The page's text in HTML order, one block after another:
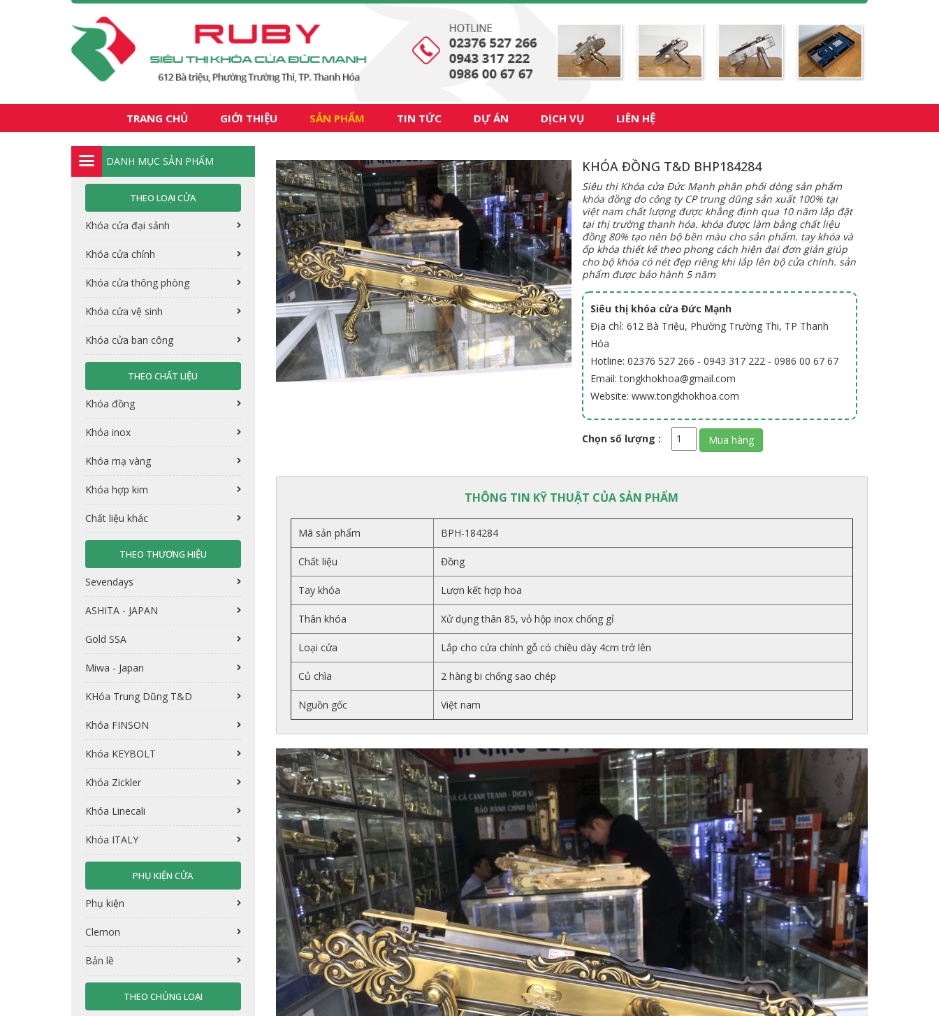
TRANG CHỦ GIỚI THIỆU SẢN PHẨM TIN TỨC DỰ ÁN DỊCH VỤ LIÊN HỆ
DANH MỤC SẢN PHẨM
THEO LOẠI CỬA
Khóa cửa đại sảnh
Khóa cửa chính
Khóa cửa thông phòng
Khóa cửa vệ sinh
Khóa cửa ban công
THEO CHẤT LIỆU
Khóa đồng
Khóa inox
Khóa mạ vàng
Khóa hợp kim
Chất liệu khác
THEO THƯƠNG HIỆU
Sevendays
ASHITA - JAPAN
Gold SSA
Miwa - Japan
KHóa Trung Dũng T&D
Khóa FINSON
Khóa KEYBOLT
Khóa Zickler
Khóa Linecali
Khóa ITALY
PHỤ KIỆN CỬA
Phụ kiện
Clemon
Bản lề
THEO CHỦNG LOẠI
KHÓA ĐỒNG T&D BHP184284
Siêu thị Khóa cửa Đức Mạnh phân phối dòng sản phẩm
khóa đồng do công ty CP trung dũng sản xuất 100% tại
việt nam chất lượng được khẳng định qua 10 năm lắp đặt
tại thị trường thanh hóa. khóa được làm bằng chất liệu
đồng 80% tạo nên bộ bền màu cho sản phẩm. tay khóa và
ốp khóa thiết kế theo phong cách hiện đại đơn giản giúp
cho bộ khóa có nét đẹp riêng khi lắp lên bộ cửa chính. sản
phẩm được bảo hành 5 năm
Siêu thị khóa cửa Đức Mạnh
Địa chỉ: 612 Bà Triệu, Phường Trường Thi, TP Thanh
Hóa
Hotline: 02376 527 266 - 0943 317 222 - 0986 00 67 67
Email: tongkhokhoa@gmail.com
Website: www.tongkhokhoa.com
Chọn số lượng :
THÔNG TIN KỸ THUẬT CỦA SẢN PHẨM
Mã sản phẩm BPH-184284
Chất liệu Đồng
Tay khóa Lượn kết hợp hoa
Thân khóa Xử dụng thân 85, vỏ hộp inox chống gỉ
Loại cửa Lắp cho cửa chính gỗ có chiều dày 4cm trở lên
Củ chìa 2 hàng bi chống sao chép
Nguồn gốc Việt nam